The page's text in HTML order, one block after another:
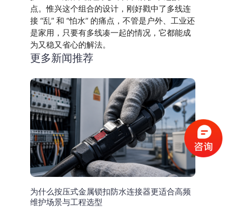
点。惟兴这个组合的设计，刚好戳中了多线连
接 “乱” 和 “怕水” 的痛点，不管是户外、工业还
是家用，只要有多线凑一起的情况，它都能成
为又稳又省心的解法。
更多新闻推荐
为什么按压式金属锁扣防水连接器更适合高频
维护场景与工程选型